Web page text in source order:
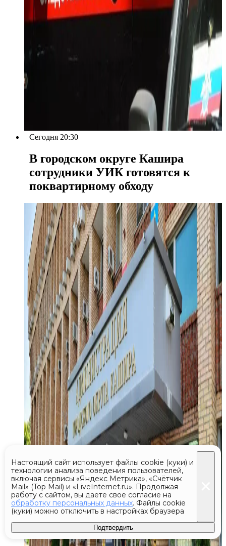
Сегодня 20:30
В городском округе Кашира
сотрудники УИК готовятся к
поквартирному обходу
Настоящий сайт использует файлы cookie (куки) и
технологии анализа поведения пользователей,
включая сервисы «Яндекс Метрика», «Счётчик
Mail» (Top Mail) и «LiveInternet.ru». Продолжая
работу с сайтом, вы даете свое согласие на
обработку персональных данных. Файлы cookie
(куки) можно отключить в настройках браузера
Подтвердить